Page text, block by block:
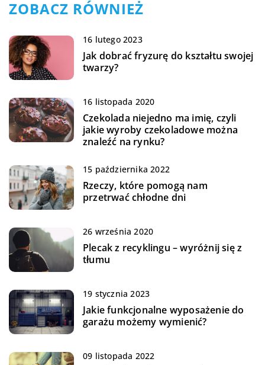
ZOBACZ RÓWNIEŻ
16 lutego 2023
Jak dobrać fryzurę do kształtu swojej
twarzy?
16 listopada 2020
Czekolada niejedno ma imię, czyli
jakie wyroby czekoladowe można
znaleźć na rynku?
15 października 2022
Rzeczy, które pomogą nam
przetrwać chłodne dni
26 września 2020
Plecak z recyklingu – wyróżnij się z
tłumu
19 stycznia 2023
Jakie funkcjonalne wyposażenie do
garażu możemy wymienić?
09 listopada 2022